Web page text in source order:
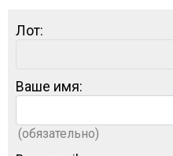
Лот:
Ваше имя:
(обязательно)